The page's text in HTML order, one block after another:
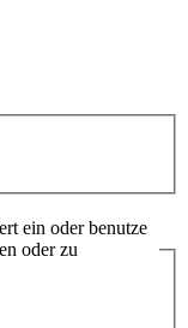
ein oder benutze
oder zu